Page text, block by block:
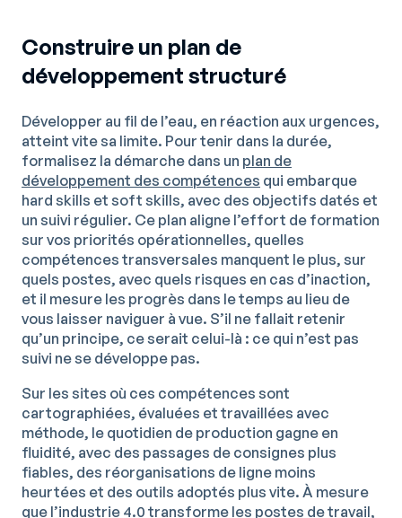
Construire un plan de
développement structuré
Développer au fil de l’eau, en réaction aux urgences,
atteint vite sa limite. Pour tenir dans la durée,
formalisez la démarche dans un plan de
développement des compétences qui embarque
hard skills et soft skills, avec des objectifs datés et
un suivi régulier. Ce plan aligne l’effort de formation
sur vos priorités opérationnelles, quelles
compétences transversales manquent le plus, sur
quels postes, avec quels risques en cas d’inaction,
et il mesure les progrès dans le temps au lieu de
vous laisser naviguer à vue. S’il ne fallait retenir
qu’un principe, ce serait celui-là : ce qui n’est pas
suivi ne se développe pas.
Sur les sites où ces compétences sont
cartographiées, évaluées et travaillées avec
méthode, le quotidien de production gagne en
fluidité, avec des passages de consignes plus
fiables, des réorganisations de ligne moins
heurtées et des outils adoptés plus vite. À mesure
que l’industrie 4.0 transforme les postes de travail,